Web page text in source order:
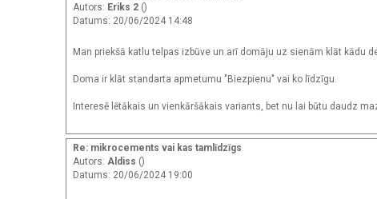
Autors: Eriks 2 ()
Datums: 20/06/2024 14:48
Man priekšā katlu telpas izbūve un arī domāju uz sienām klāt kādu
Doma ir klāt standarta apmetumu "Biezpienu" vai ko līdzīgu.
Interesē lētākais un vienkāršākais variants, bet nu lai būtu daudz
Re: mikrocements vai kas tamlīdzīgs
Autors: Aldiss ()
Datums: 20/06/2024 19:00